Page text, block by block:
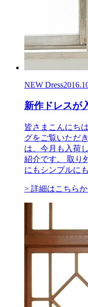
NEW Dress
新作ドレスが
皆さまこんにち
グをご覧いただ
は、今月も入荷
紹介です。 取り
にもシンプルに
> 詳細はこちら